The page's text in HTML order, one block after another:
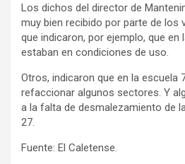
Los dichos del director de
muy bien recibido por parte de los
que indicaron, por ejemplo, que en
estaban en condiciones de uso.
Otros, indicaron que en la escuela
refaccionar algunos sectores. Y
a la falta de desmalezamiento de
27.
Fuente: El Caletense.